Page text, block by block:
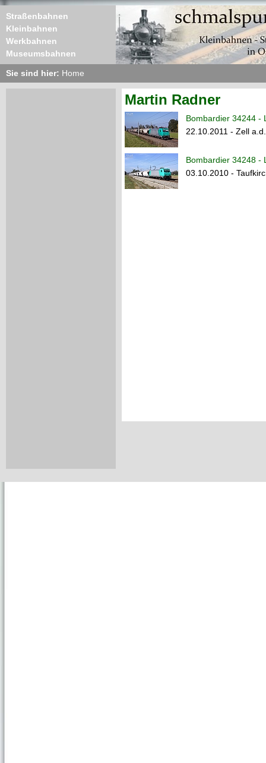
Straßenbahnen
Kleinbahnen
Werkbahnen
Museumsbahnen
Sie sind hier: Home
Martin Radner
Bombardier 34244 -
22.10.2011 - Zell
Bombardier 34248 -
03.10.2010 -